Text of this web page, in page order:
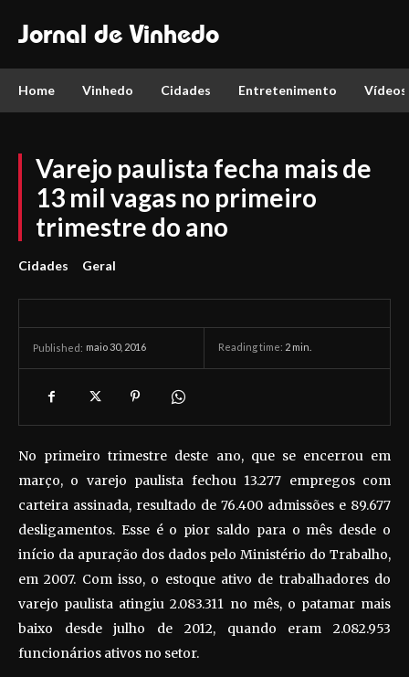
Jornal de Vinhedo
Home Vinhedo Cidades Entretenimento Vídeos
Varejo paulista fecha mais de
13 mil vagas no primeiro
trimestre do ano
Cidades Geral
Published: maio 30, 2016 Reading time: 2 min.
No primeiro trimestre deste ano, que se encerrou em
março, o varejo paulista fechou 13.277 empregos com
carteira assinada, resultado de 76.400 admissões e 89.677
desligamentos. Esse é o pior saldo para o mês desde o
início da apuração dos dados pelo Ministério do Trabalho,
em 2007. Com isso, o estoque ativo de trabalhadores do
varejo paulista atingiu 2.083.311 no mês, o patamar mais
baixo desde julho de 2012, quando eram 2.082.953
funcionários ativos no setor.